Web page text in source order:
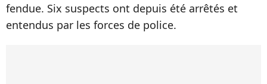
fendue. Six suspects ont depuis été arrêtés et
entendus par les forces de police.